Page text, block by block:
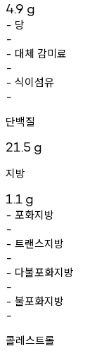
4.9 g
- 당
-
- 대체 감미료
-
- 식이섬유
-
단백질
21.5 g
지방
1.1 g
- 포화지방
-
- 트랜스지방
-
- 다불포화지방
-
- 불포화지방
-
콜레스트롤